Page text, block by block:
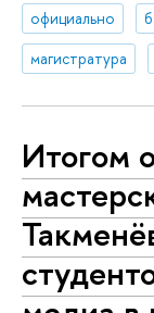
официально
магистратура
Итогом